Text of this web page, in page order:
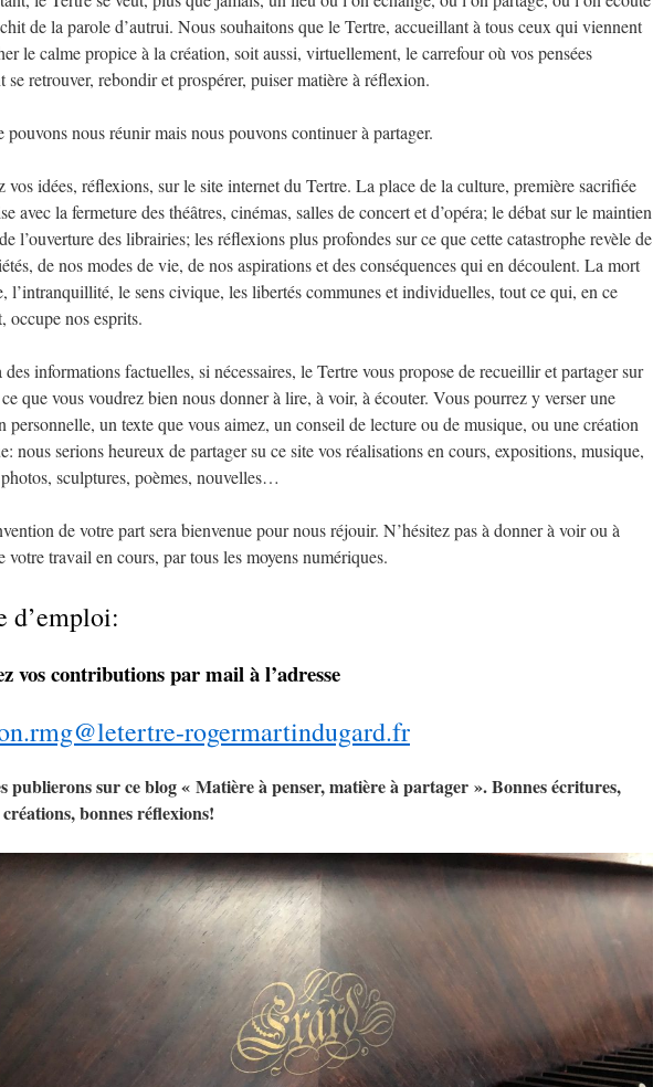
de la parole d’autrui. Nous souhaitons que le Tertre, accueillant à tous ceux qui viennent
le calme propice à la création, soit aussi, virtuellement, le carrefour où vos pensées
se retrouver, rebondir et prospérer, puiser matière à réflexion.
pouvons nous réunir mais nous pouvons continuer à partager.
vos idées, réflexions, sur le site internet du Tertre. La place de la culture, première sacrifiée
avec la fermeture des théâtres, cinémas, salles de concert et d’opéra; le débat sur le maintien
l’ouverture des librairies; les réflexions plus profondes sur ce que cette catastrophe revèle de
de nos modes de vie, de nos aspirations et des conséquences qui en découlent. La mort
l’intranquillité, le sens civique, les libertés communes et individuelles, tout ce qui, en ce
occupe nos esprits.
informations factuelles, si nécessaires, le Tertre vous propose de recueillir et partager sur
que vous voudrez bien nous donner à lire, à voir, à écouter. Vous pourrez y verser une
personnelle, un texte que vous aimez, un conseil de lecture ou de musique, ou une création
nous serions heureux de partager su ce site vos réalisations en cours, expositions, musique,
sculptures, poèmes, nouvelles…
de votre part sera bienvenue pour nous réjouir. N’hésitez pas à donner à voir ou à
votre travail en cours, par tous les moyens numériques.
d’emploi:
vos contributions par mail à l’adresse
rogermartindugard.fr
publierons sur ce blog « Matière à penser, matière à partager ». Bonnes écritures,
bonnes réflexions!